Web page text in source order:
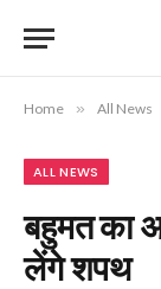
Home » All News
ALL NEWS
बहुमत का
लेंगे शपथ